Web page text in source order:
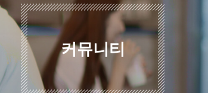
커뮤니티